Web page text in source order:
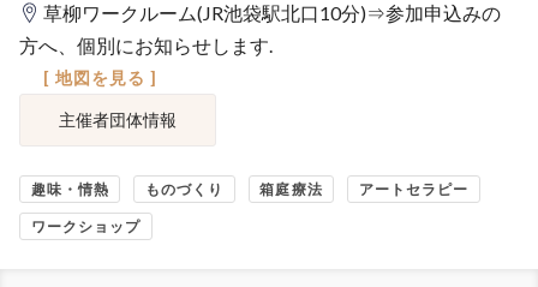
草柳ワークルーム(JR池袋駅北口10分)⇒参加申込みの
方へ、個別にお知らせします.
[ 地図を見る ]
主催者団体情報
趣味・情熱 ものづくり 箱庭療法 アートセラピー
ワークショップ